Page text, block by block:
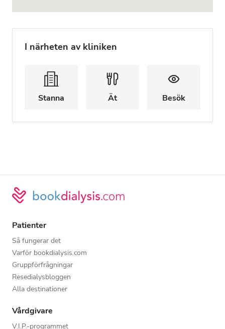
I närheten av kliniken
Stanna Ät Besök
Patienter
Så fungerar det
Varför bookdialysis.com
Gruppförfrågningar
Resedialysbloggen
Alla destinationer
Vårdgivare
V.I.P.-programmet